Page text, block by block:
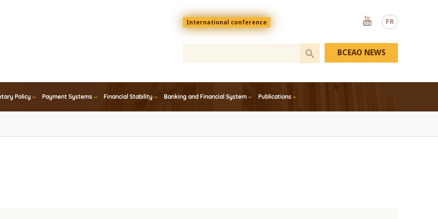
FR
Menu
top
En
International conference
Youtube
Policy Payment Systems Financial Stability Banking and Financial System Publications
BCEAO NEWS